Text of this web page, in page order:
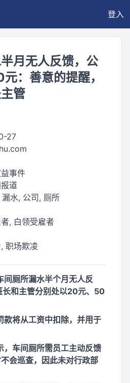
登入
月无人反馈，公
：善意的提醒，
管
27
事件
道
水, 公司, 厕所
, 白领受雇者
职场欺凌
间厕所漏水半个月无人反
长和主管分别处以20元、50
款将从工资中扣除，并用于
，车间厕所需员工主动反馈
会巡查，因此未对行政部